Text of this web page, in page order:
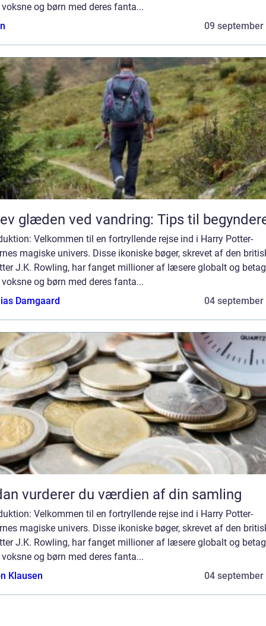
og børn med deres fanta...
09 september
glæden ved vandring: Tips til
Velkommen til en fortryllende rejse ind i Harry Potter-
magiske univers. Disse ikoniske bøger, skrevet af den
J.K. Rowling, har fanget millioner af læsere globalt og
og børn med deres fanta...
Damgaard
04 september
vurderer du værdien af din samling
Velkommen til en fortryllende rejse ind i Harry Potter-
magiske univers. Disse ikoniske bøger, skrevet af den
J.K. Rowling, har fanget millioner af læsere globalt og
og børn med deres fanta...
Klausen
04 september